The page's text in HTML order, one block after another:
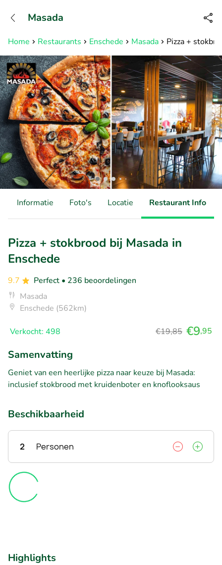
Bereikbaar tot 23:00 uur
Home Restaurants Enschede Masada Pizza +
Masada
Informatie Foto's Locatie Restaurant Info
Pizza + stokbrood bij Masada in
Enschede
9.7 Perfect • 236 beoordelingen
Masada
Enschede (562km)
Verkocht: 498 €19,85 €9,95
Samenvatting
Geniet van een heerlijke pizza naar keuze bij Masada:
inclusief stokbrood met kruidenboter en knoflooksaus
Beschikbaarheid
2 Personen
Highlights